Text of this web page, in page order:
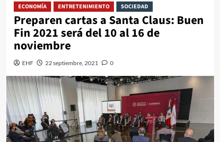
ECONOMÍA ENTRETENIMIENTO SOCIEDAD
Preparen cartas a Santa Claus: Buen
Fin 2021 será del 10 al 16 de
noviembre
EHF 22 septiembre, 2021 0